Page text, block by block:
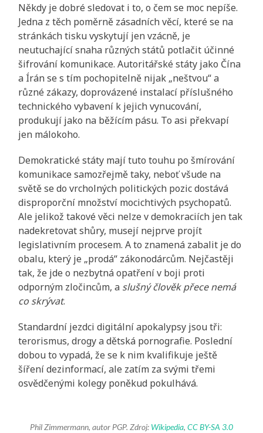
Někdy je dobré sledovat i to, o čem se moc nepíše.
Jedna z těch poměrně zásadních věcí, které se na
stránkách tisku vyskytují jen vzácně, je
neutuchající snaha různých států potlačit účinné
šifrování komunikace. Autoritářské státy jako Čína
a Írán se s tím pochopitelně nijak „neštvou“ a
různé zákazy, doprovázené instalací příslušného
technického vybavení k jejich vynucování,
produkují jako na běžícím pásu. To asi překvapí
jen málokoho.
Demokratické státy mají tuto touhu po šmírování
komunikace samozřejmě taky, neboť všude na
světě se do vrcholných politických pozic dostává
disproporční množství mocichtivých psychopatů.
Ale jelikož takové věci nelze v demokraciích jen tak
nadekretovat shůry, musejí nejprve projít
legislativním procesem. A to znamená zabalit je do
obalu, který je „prodá“ zákonodárcům. Nejčastěji
tak, že jde o nezbytná opatření v boji proti
odporným zločincům, a slušný člověk přece nemá
co skrývat.
Standardní jezdci digitální apokalypsy jsou tři:
terorismus, drogy a dětská pornografie. Poslední
dobou to vypadá, že se k nim kvalifikuje ještě
šíření dezinformací, ale zatím za svými třemi
osvědčenými kolegy poněkud pokulhává.
Phil Zimmermann, autor PGP. Zdroj: Wikipedia, CC BY-SA 3.0